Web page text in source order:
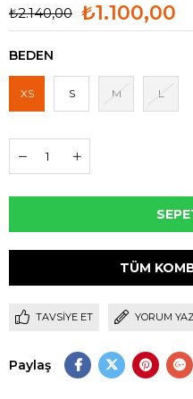
₺2.140,00 ₺1.100,00
BEDEN
XS S M L
TÜM
TAVSIYE ET YORUM
Paylaş